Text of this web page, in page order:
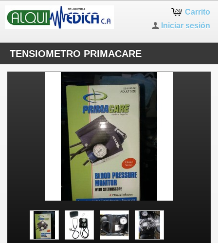
Carrito
Iniciar sesión
TENSIOMETRO PRIMACARE